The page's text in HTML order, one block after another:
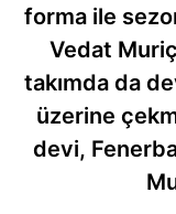
forma ile
Vedat
takımda da
üzerine
devi,